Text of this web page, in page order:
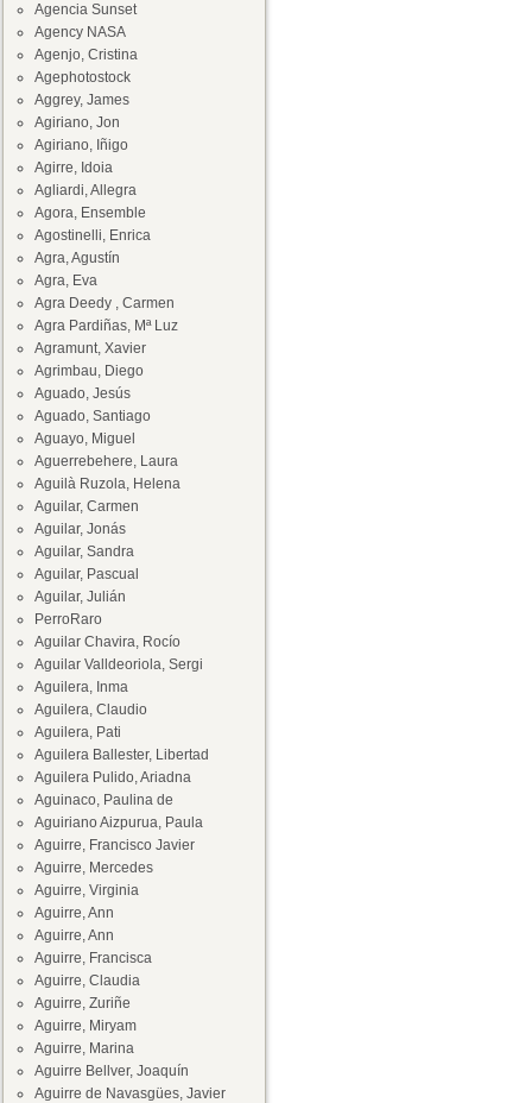
Agencia Sunset
Agency NASA
Agenjo, Cristina
Agephotostock
Aggrey, James
Agiriano, Jon
Agiriano, Iñigo
Agirre, Idoia
Agliardi, Allegra
Agora, Ensemble
Agostinelli, Enrica
Agra, Agustín
Agra, Eva
Agra Deedy , Carmen
Agra Pardiñas, Mª Luz
Agramunt, Xavier
Agrimbau, Diego
Aguado, Jesús
Aguado, Santiago
Aguayo, Miguel
Aguerrebehere, Laura
Aguilà Ruzola, Helena
Aguilar, Carmen
Aguilar, Jonás
Aguilar, Sandra
Aguilar, Pascual
Aguilar, Julián
PerroRaro
Aguilar Chavira, Rocío
Aguilar Valldeoriola, Sergi
Aguilera, Inma
Aguilera, Claudio
Aguilera, Pati
Aguilera Ballester, Libertad
Aguilera Pulido, Ariadna
Aguinaco, Paulina de
Aguiriano Aizpurua, Paula
Aguirre, Francisco Javier
Aguirre, Mercedes
Aguirre, Virginia
Aguirre, Ann
Aguirre, Ann
Aguirre, Francisca
Aguirre, Claudia
Aguirre, Zuriñe
Aguirre, Miryam
Aguirre, Marina
Aguirre Bellver, Joaquín
Aguirre de Navasgües, Javier